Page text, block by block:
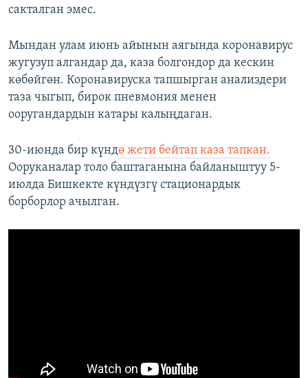
сакталган эмес.
Мындан улам июнь айынын аягында коронавирус
жугузуп алгандар да, каза болгондор да кескин
көбөйгөн. Коронавируска тапшырган анализдери
таза чыгып, бирок пневмония менен
ооругандардын катары калыңдаган.
30-июнда бир күндө жети бейтап каза тапкан.
Ооруканалар толо баштаганына байланыштуу 5-
июлда Бишкекте күндүзгү стационардык
борборлор ачылган.